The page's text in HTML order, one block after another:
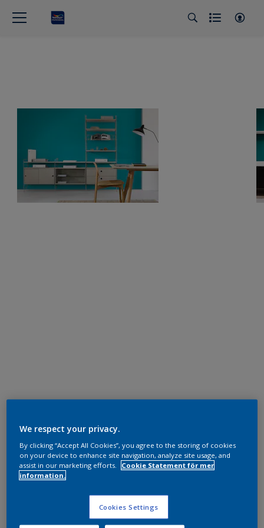
We respect your privacy.
By clicking “Accept All Cookies”, you agree to the storing of cookies
on your device to enhance site navigation, analyze site usage, and
assist in our marketing efforts.
Cookie Statement för mer
information.
Cookies Settings